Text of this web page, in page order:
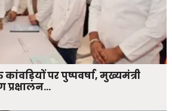
कांवड़ियों पर पुष्पवर्षा, मुख्यमंत्री
प्रक्षालन…